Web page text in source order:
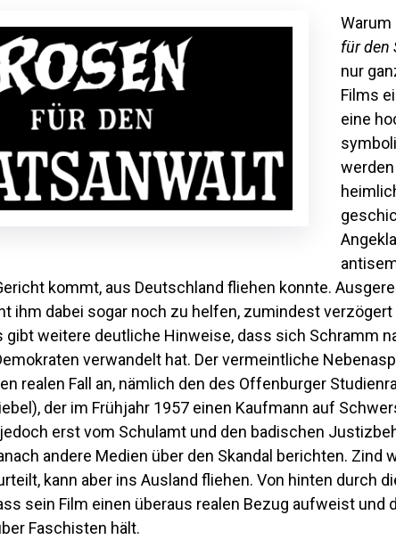
Warum
für den
nur
Films
eine
kommt, aus Deutschland fliehen konnte.
ihm dabei sogar noch zu helfen, zumindest
gibt weitere deutliche Hinweise, dass sich Schramm
verwandelt hat. Der vermeintliche
realen Fall an, nämlich den des Offenburger
der im Frühjahr 1957 einen Kaufmann auf
erst vom Schulamt und den badischen
andere Medien über den Skandal berichten. Zind
kann aber ins Ausland fliehen. Von hinten durch
sein Film einen überaus realen Bezug aufweist und
Faschisten hält.